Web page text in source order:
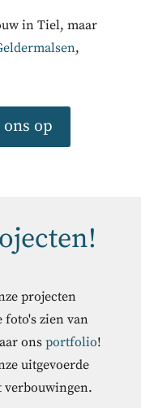
in Tiel, maar
,
op
projecten
foto's zien van
onsportfolio!
uitgevoerde
verbouwingen.